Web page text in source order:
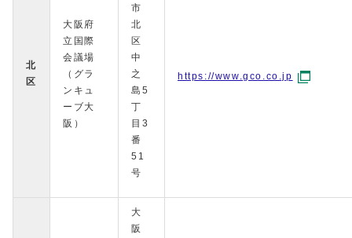
北
区
大阪府
立国際
会議場
（グラ
ンキュ
ーブ大
阪）
市
北
区
中
之
島5
丁
目3
番
51
号
https://www.gco.co.jp
大
阪